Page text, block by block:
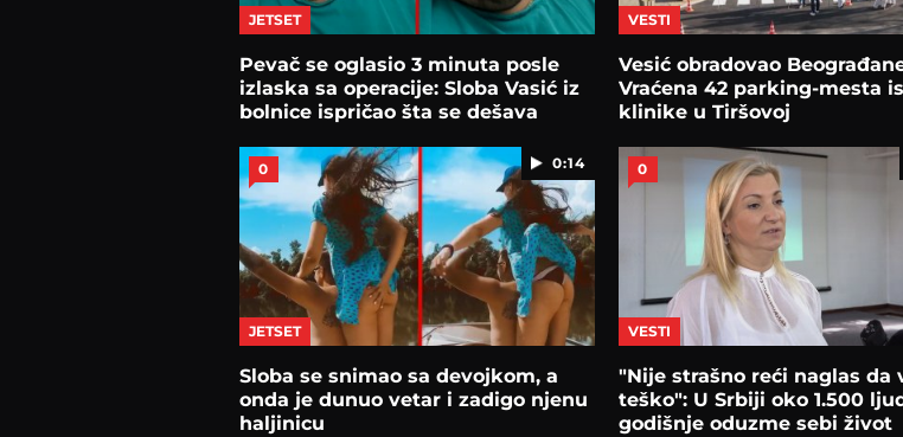
JETSET
Pevač se oglasio 3 minuta posle
izlaska sa operacije: Sloba Vasić iz
bolnice ispričao šta se dešava
VESTI
Vesić obradovao
Vraćena 42 parking-mesta
klinike u Tiršovoj
0:14
0
JETSET
Sloba se snimao sa devojkom, a
onda je dunuo vetar i zadigo njenu
haljinicu
0
VESTI
"Nije strašno reći naglas da
teško": U Srbiji oko 1.500
godišnje oduzme sebi život